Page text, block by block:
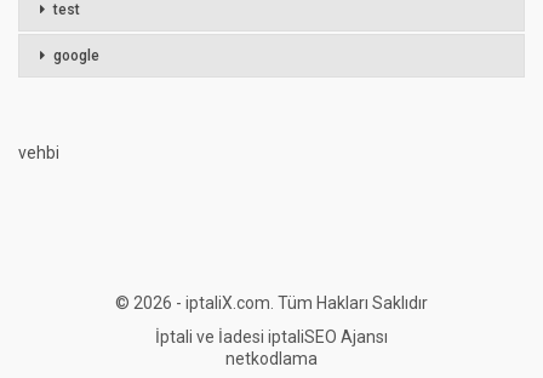
test
google
vehbi
© 2026 - iptaliX.com. Tüm Hakları Saklıdır
İptali ve İadesi iptaliSEO Ajansı
netkodlama